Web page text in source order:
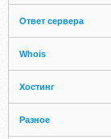
Ответ сервера
Whois
Хостинг
Разное